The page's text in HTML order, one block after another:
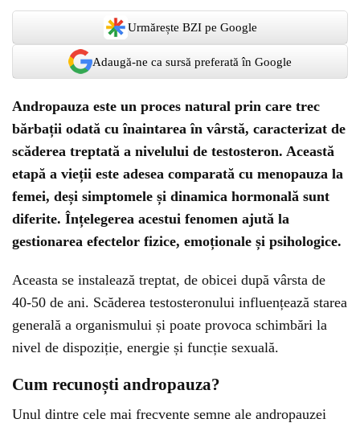
Urmărește BZI pe Google
Adaugă-ne ca sursă preferată în Google
Andropauza este un proces natural prin care trec
bărbații odată cu înaintarea în vârstă, caracterizat de
scăderea treptată a nivelului de testosteron. Această
etapă a vieții este adesea comparată cu menopauza la
femei, deși simptomele și dinamica hormonală sunt
diferite. Înțelegerea acestui fenomen ajută la
gestionarea efectelor fizice, emoționale și psihologice.
Aceasta se instalează treptat, de obicei după vârsta de
40-50 de ani. Scăderea testosteronului influențează starea
generală a organismului și poate provoca schimbări la
nivel de dispoziție, energie și funcție sexuală.
Cum recunoști andropauza?
Unul dintre cele mai frecvente semne ale andropauzei